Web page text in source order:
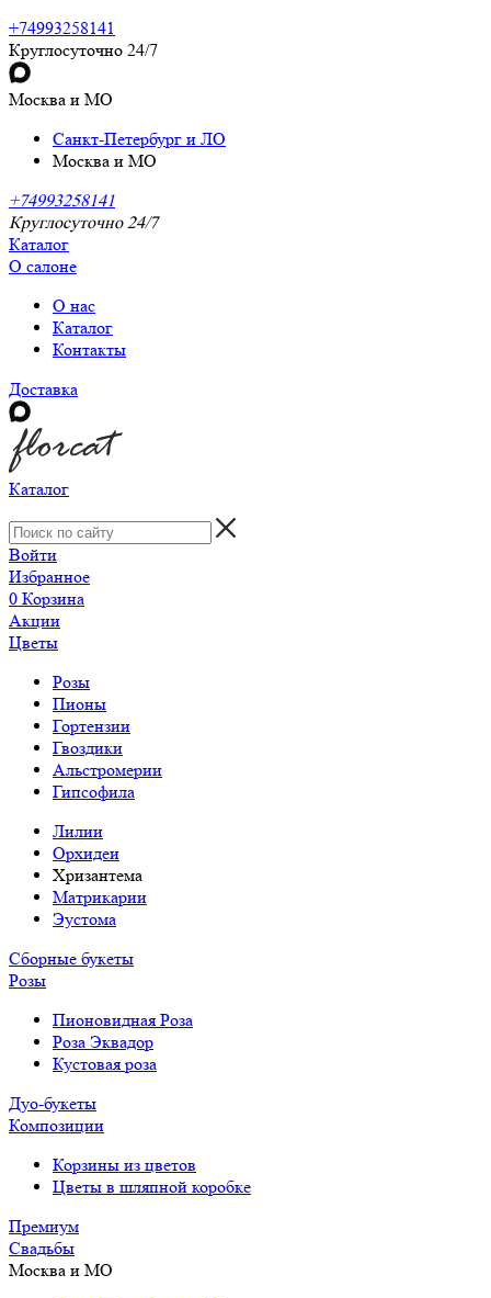
+74993258141
Круглосуточно 24/7
Москва и МО
Санкт-Петербург и ЛО
Москва и МО
+74993258141
Круглосуточно 24/7
Каталог
О салоне
О нас
Каталог
Контакты
Доставка
Каталог
Войти
Избранное
0 Корзина
Акции
Цветы
Розы
Пионы
Гортензии
Гвоздики
Альстромерии
Гипсофила
Лилии
Орхидеи
Хризантема
Матрикарии
Эустома
Сборные букеты
Розы
Пионовидная Роза
Роза Эквадор
Кустовая роза
Дуо-букеты
Композиции
Корзины из цветов
Цветы в шляпной коробке
Премиум
Свадьбы
Москва и МО